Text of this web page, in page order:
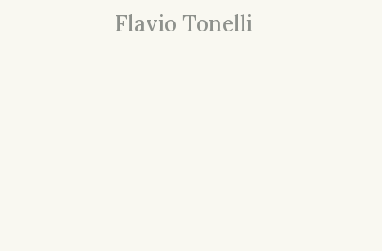
Flavio Tonelli